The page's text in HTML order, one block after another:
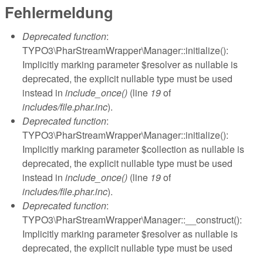
Fehlermeldung
Deprecated function:
TYPO3\PharStreamWrapper\Manager::initialize():
Implicitly marking parameter $resolver as nullable is
deprecated, the explicit nullable type must be used
instead in include_once() (line 19of
includes/file.phar.inc).
Deprecated function:
TYPO3\PharStreamWrapper\Manager::initialize():
Implicitly marking parameter $collection as nullable is
deprecated, the explicit nullable type must be used
instead in include_once() (line 19of
includes/file.phar.inc).
Deprecated function:
TYPO3\PharStreamWrapper\Manager::__construct():
Implicitly marking parameter $resolver as nullable is
deprecated, the explicit nullable type must be used